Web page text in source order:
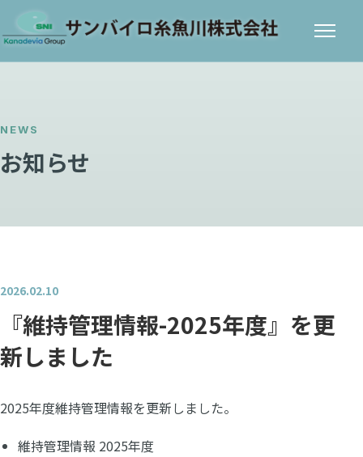
NEWS
お知らせ
2026.02.10
『維持管理情報-2025年度』を更
新しました
2025年度維持管理情報を更新しました。
維持管理情報 2025年度